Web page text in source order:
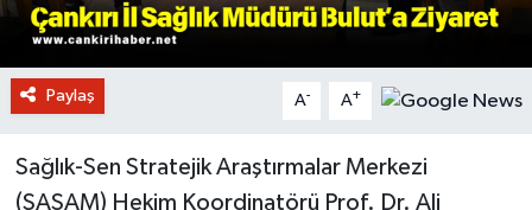
Paylaş A- A+
Sağlık-Sen Stratejik Araştırmalar Merkezi
(SASAM) Hekim Koordinatörü Prof. Dr. Ali